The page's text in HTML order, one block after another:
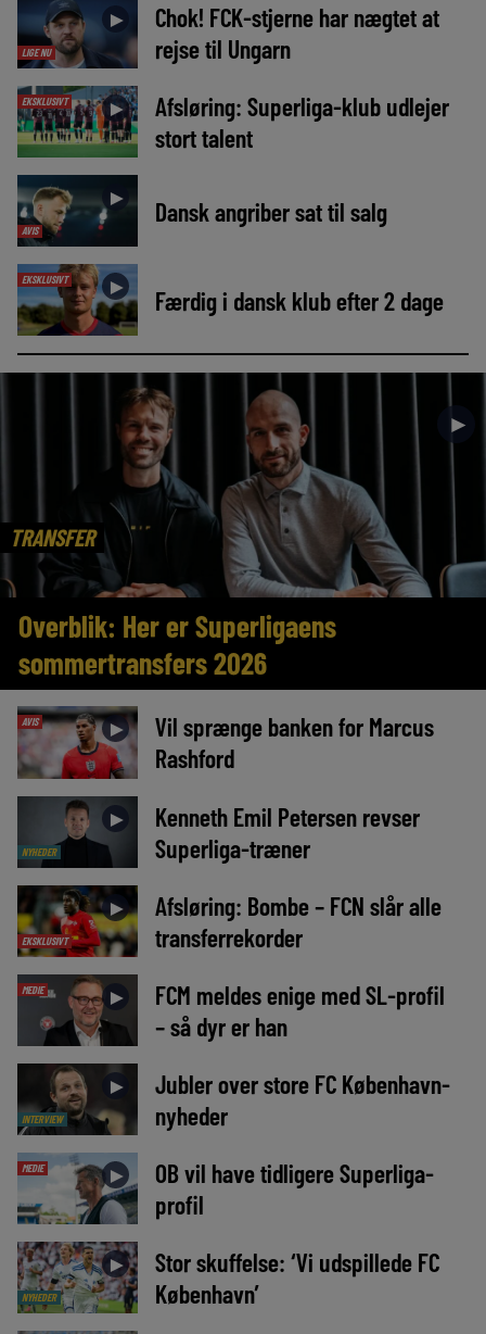
LIGE NU
►
Chok! FCK-stjerne har nægtet at
rejse til Ungarn
EKSKLUSIVT ►
Afsløring: Superliga-klub udlejer
stort talent
AVIS
► Dansk angriber sat til salg
EKSKLUSIVT ► Færdig i dansk klub efter 2 dage
TRANSFER
►
Overblik: Her er Superligaens
sommertransfers 2026
AVIS ►
Vil sprænge banken for Marcus
Rashford
NYHEDER
►
Kenneth Emil Petersen revser
Superliga-træner
EKSKLUSIVT
►
Afsløring: Bombe – FCN slår alle
transferrekorder
MEDIE ►
FCM meldes enige med SL-profil
– så dyr er han
INTERVIEW
►
Jubler over store FC København-
nyheder
MEDIE ►
OB vil have tidligere Superliga-
profil
NYHEDER
►
Stor skuffelse: ‘Vi udspillede FC
København’